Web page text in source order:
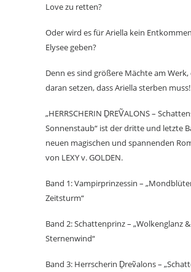
Love zu retten?
Oder wird es für Ariella kein
Elysee geben?
Denn es sind größere Mächte am Werk,
daran setzen, dass Ariella sterben muss!
„HERRSCHERIN ḎREṼALONS –
Sonnenstaub“ ist der dritte und letzte
neuen magischen und spannenden
von LEXY v. GOLDEN.
Band 1: Vampirprinzessin –
Zeitsturm“
Band 2: Schattenprinz – „Wolkenglanz &
Sternenwind“
Band 3: Herrscherin Ḏreṽalons –